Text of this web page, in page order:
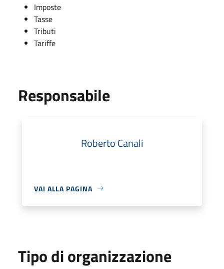
Imposte
Tasse
Tributi
Tariffe
Responsabile
Roberto Canali
VAI ALLA PAGINA
Tipo di organizzazione